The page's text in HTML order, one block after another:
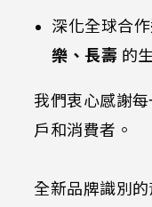
深化全球合
樂、長壽 的
我們衷心感謝
戶和消費者。
全新品牌識別